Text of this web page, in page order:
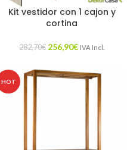
Kit vestidor con 1 cajon y
cortina
282,70€ 256,90€ IVA Incl.
HOT